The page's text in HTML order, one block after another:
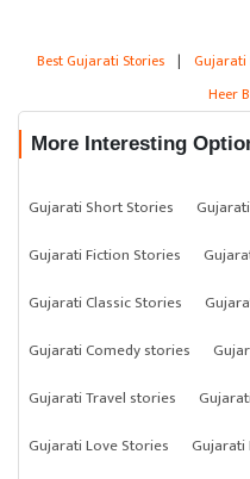
Best Gujarati Stories | Gujarati
Heer
More Interesting
Gujarati Short Stories
Gujarati Fiction Stories
Gujarati Classic Stories
Gujarati Comedy stories
Gujarati Travel stories
Gujarati Love Stories
Gujarati